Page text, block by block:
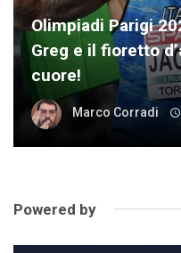
Olimpiadi Parigi
Greg e il fioretto
cuore!
Marco Corradi
Powered by